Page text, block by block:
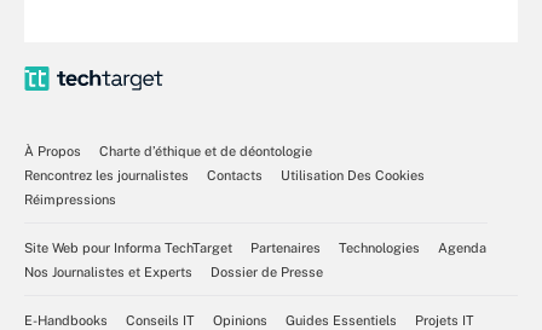
À Propos
Charte d’éthique et de déontologie
Rencontrez les journalistes
Contacts
Utilisation Des Cookies
Réimpressions
Site Web pour Informa TechTarget Partenaires Technologies
Agenda
Nos Journalistes et Experts
Dossier de Presse
E-Handbooks Conseils IT Opinions Guides Essentiels Projets IT